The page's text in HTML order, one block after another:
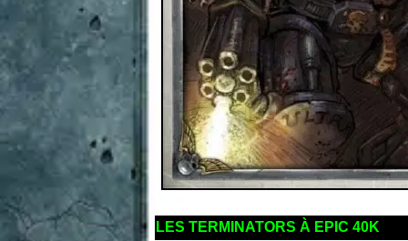
LES TERMINATORS À EPIC 40K